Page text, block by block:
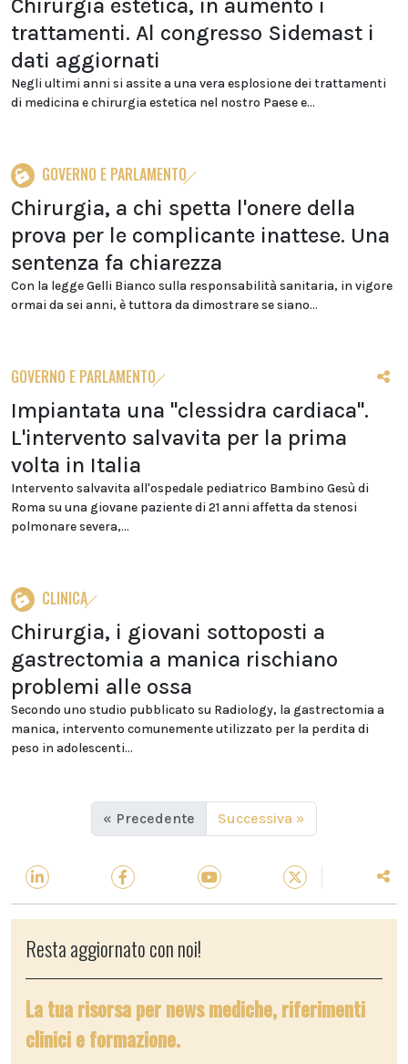
Chirurgia estetica, in aumento i
trattamenti. Al congresso Sidemast i
dati aggiornati
Negli ultimi anni si assite a una vera esplosione dei trattamenti
di medicina e chirurgia estetica nel nostro Paese e...
GOVERNO E PARLAMENTO
Chirurgia, a chi spetta l'onere della
prova per le complicante inattese. Una
sentenza fa chiarezza
Con la legge Gelli Bianco sulla responsabilità sanitaria, in vigore
ormai da sei anni, è tuttora da dimostrare se siano...
GOVERNO E PARLAMENTO
Impiantata una "clessidra cardiaca".
L'intervento salvavita per la prima
volta in Italia
Intervento salvavita all'ospedale pediatrico Bambino Gesù di
Roma su una giovane paziente di 21 anni affetta da stenosi
polmonare severa,...
CLINICA
Chirurgia, i giovani sottoposti a
gastrectomia a manica rischiano
problemi alle ossa
Secondo uno studio pubblicato su Radiology, la gastrectomia a
manica, intervento comunemente utilizzato per la perdita di
peso in adolescenti...
« Precedente Successiva »
Resta aggiornato con noi!
La tua risorsa per news mediche, riferimenti
clinici e formazione.